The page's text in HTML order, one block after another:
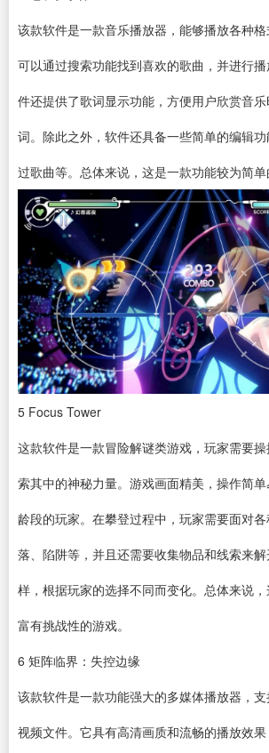
该款软件是一款音乐播放器 ，能够播放各种
可以通过搜索功能找到喜欢的歌曲，并进行
件还提供了歌词显示功能，方便用户欣赏音
词。除此之外，软件还具备一些简单的编辑
过歌曲等。总体来说，这是一款功能较为简单
5 Focus Tower
这款软件是一款冒险解谜类游戏，玩家需要
索其中的神秘力量。游戏画面精美，操作简
龄段的玩家。在攀登过程中，玩家需要面对
落、陷阱等，并且还需要收集物品和线索来
样，根据玩家的选择不同而变化。总体来说
富有挑战性的游戏。
6 矩阵临界：失控边缘
该款软件是一款功能强大的多媒体播放器，
视频文件。它具有高清画质和流畅的播放效